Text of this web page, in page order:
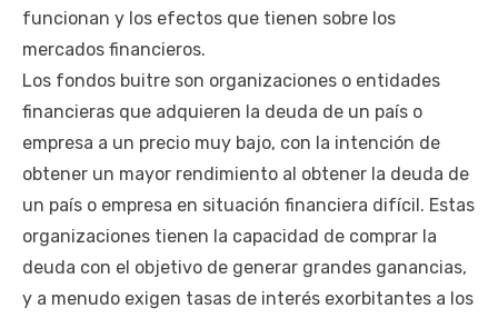
funcionan y los efectos que tienen sobre los
mercados financieros.
Los fondos buitre son organizaciones o entidades
financieras que adquieren la deuda de un país o
empresa a un precio muy bajo, con la intención de
obtener un mayor rendimiento al obtener la deuda de
un país o empresa en situación financiera difícil. Estas
organizaciones tienen la capacidad de comprar la
deuda con el objetivo de generar grandes ganancias,
y a menudo exigen tasas de interés exorbitantes a los